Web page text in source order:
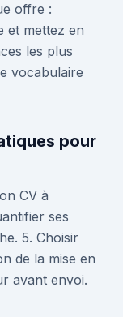
offre :
et mettez en
les plus
vocabulaire
pour
CV à
ses
5. Choisir
de la mise en
avant envoi.